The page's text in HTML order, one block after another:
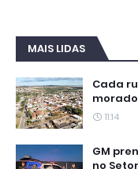
MAIS LIDAS
Cada
11:14
GM
no